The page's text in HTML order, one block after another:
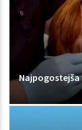
Najpogostejša